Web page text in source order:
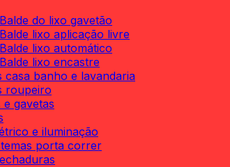
Balde do lixo gavetão
Balde lixo aplicação livre
Balde lixo automático
Balde lixo encastre
casa banho e lavandaria
roupeiro
gavetas
e iluminação
porta correr